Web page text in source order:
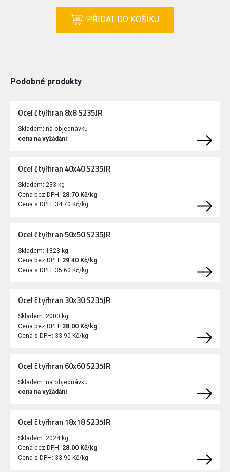
PŘIDAT DO KOŠÍKU
Podobné produkty
Ocel čtyřhran 8x8 S235JR
Skladem: na objednávku
cena na vyžádání
Ocel čtyřhran 40x40 S235JR
Skladem: 233 kg
Cena bez DPH: 28.70 Kč/kg
Cena s DPH: 34.70 Kč/kg
Ocel čtyřhran 50x50 S235JR
Skladem: 1323 kg
Cena bez DPH: 29.40 Kč/kg
Cena s DPH: 35.60 Kč/kg
Ocel čtyřhran 30x30 S235JR
Skladem: 2000 kg
Cena bez DPH: 28.00 Kč/kg
Cena s DPH: 33.90 Kč/kg
Ocel čtyřhran 60x60 S235JR
Skladem: na objednávku
cena na vyžádání
Ocel čtyřhran 18x18 S235JR
Skladem: 2024 kg
Cena bez DPH: 28.00 Kč/kg
Cena s DPH: 33.90 Kč/kg